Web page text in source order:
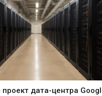
дата-центра